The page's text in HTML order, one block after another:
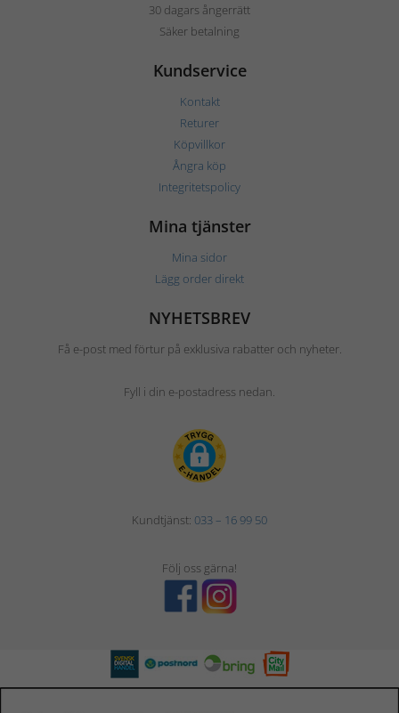
30 dagars ångerrätt
Säker betalning
Kundservice
Kontakt
Returer
Köpvillkor
Ångra köp
Integritetspolicy
Mina tjänster
Mina sidor
Lägg order direkt
NYHETSBREV
Få e-post med förtur på exklusiva rabatter och nyheter.
Fyll i din e-postadress nedan.
Kundtjänst: 033 – 16 99 50
Följ oss gärna!